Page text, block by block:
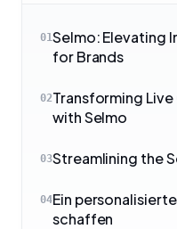
01Selmo: Elevating
for Brands
02Transforming
with Selmo
03Streamlining the
04Ein
schaffen